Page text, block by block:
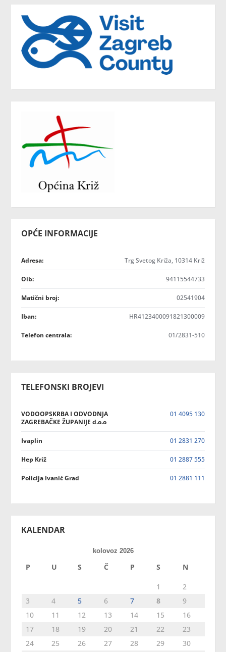
OPĆE INFORMACIJE
Adresa: Trg Svetog Križa, 10314 Križ
Oib: 94115544733
Matični broj: 02541904
Iban: HR4123400091821300009
Telefon centrala: 01/2831-510
TELEFONSKI BROJEVI
VODOOPSKRBA I ODVODNJA
ZAGREBAČKE ŽUPANIJE d.o.o
01 4095 130
Ivaplin 01 2831 270
Hep Križ 01 2887 555
Policija Ivanić Grad 01 2881 111
KALENDAR
kolovoz 2026
P U S Č P S N
1
2
3
4 5 6 7 8
9
10
11 12 13 14 15
16
17
18 19 20 21 22
23
24
25 26 27 28 29
30